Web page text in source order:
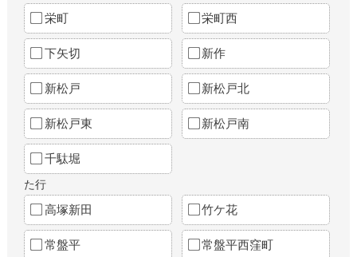
栄町 栄町西
下矢切 新作
新松戸 新松戸北
新松戸東 新松戸南
千駄堀
た行
高塚新田 竹ケ花
常盤平 常盤平西窪町